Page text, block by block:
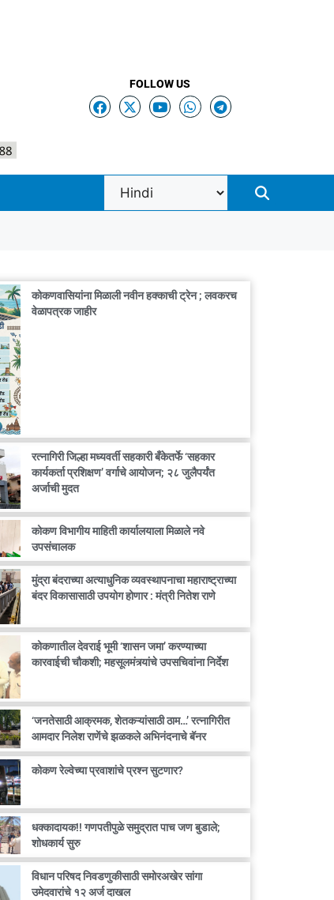
FOLLOW US
कोकणवासियांना मिळाली नवीन हक्काची ट्रेन ; लवकरच
वेळापत्रक जाहीर
रत्नागिरी जिल्हा मध्यवर्ती सहकारी बँकेतर्फे ‘सहकार
कार्यकर्ता प्रशिक्षण’ वर्गाचे आयोजन; २८ जुलैपर्यंत
अर्जाची मुदत
कोकण विभागीय माहिती कार्यालयाला मिळाले नवे
उपसंचालक
मुंद्रा बंदराच्या अत्याधुनिक व्यवस्थापनाचा महाराष्ट्राच्या
बंदर विकासासाठी उपयोग होणार : मंत्री नितेश राणे
कोकणातील देवराई भूमी ‘शासन जमा’ करण्याच्या
कारवाईची चौकशी; महसूलमंत्र्यांचे उपसचिवांना निर्देश
‘जनतेसाठी आक्रमक, शेतकऱ्यांसाठी ठाम…’ रत्नागिरीत
आमदार निलेश राणेंचे झळकले अभिनंदनाचे बॅनर
कोकण रेल्वेच्या प्रवाशांचे प्रश्न सुटणार?
धक्कादायक!! गणपतीपुळे समुद्रात पाच जण बुडाले;
शोधकार्य सुरु
विधान परिषद निवडणुकीसाठी समोरअखेर सांगा
उमेदवारांचे १२ अर्ज दाखल